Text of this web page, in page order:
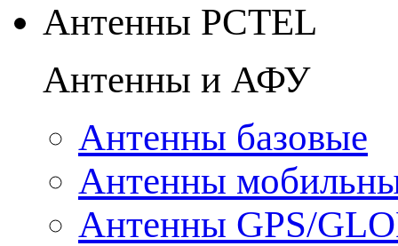
Антенны PCTEL
Антенны и АФУ
Антенны базовые
Антенны
Антенны GPS/